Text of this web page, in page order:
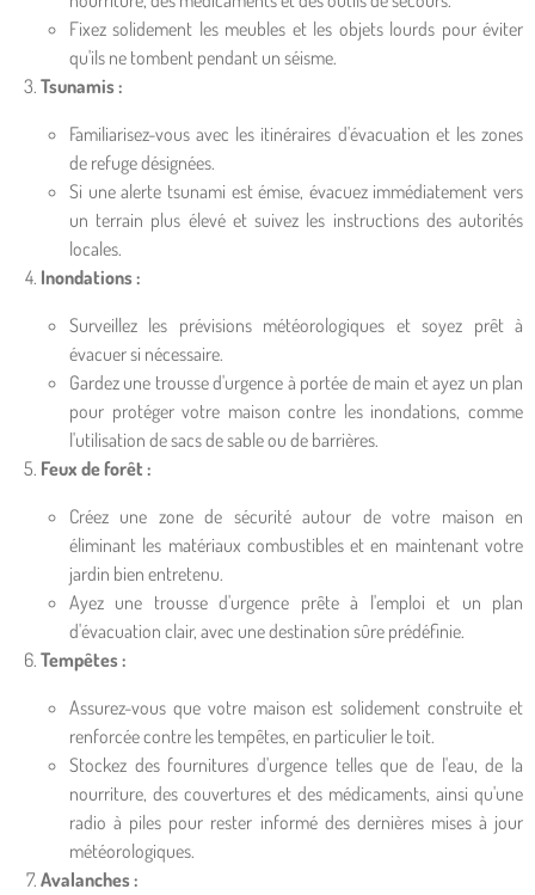
Fixez solidement les meubles et les objets lourds pour éviter
qu'ils ne tombent pendant un séisme.
Tsunamis :
Familiarisez-vous avec les itinéraires d'évacuation et les zones
de refuge désignées.
Si une alerte tsunami est émise, évacuez immédiatement vers
un terrain plus élevé et suivez les instructions des autorités
locales.
Inondations :
Surveillez les prévisions météorologiques et soyez prêt à
évacuer si nécessaire.
Gardez une trousse d'urgence à portée de main et ayez un plan
pour protéger votre maison contre les inondations, comme
l'utilisation de sacs de sable ou de barrières.
Feux de forêt :
Créez une zone de sécurité autour de votre maison en
éliminant les matériaux combustibles et en maintenant votre
jardin bien entretenu.
Ayez une trousse d'urgence prête à l'emploi et un plan
d'évacuation clair, avec une destination sûre prédéfinie.
Tempêtes :
Assurez-vous que votre maison est solidement construite et
renforcée contre les tempêtes, en particulier le toit.
Stockez des fournitures d'urgence telles que de l'eau, de la
nourriture, des couvertures et des médicaments, ainsi qu'une
radio à piles pour rester informé des dernières mises à jour
météorologiques.
Avalanches :